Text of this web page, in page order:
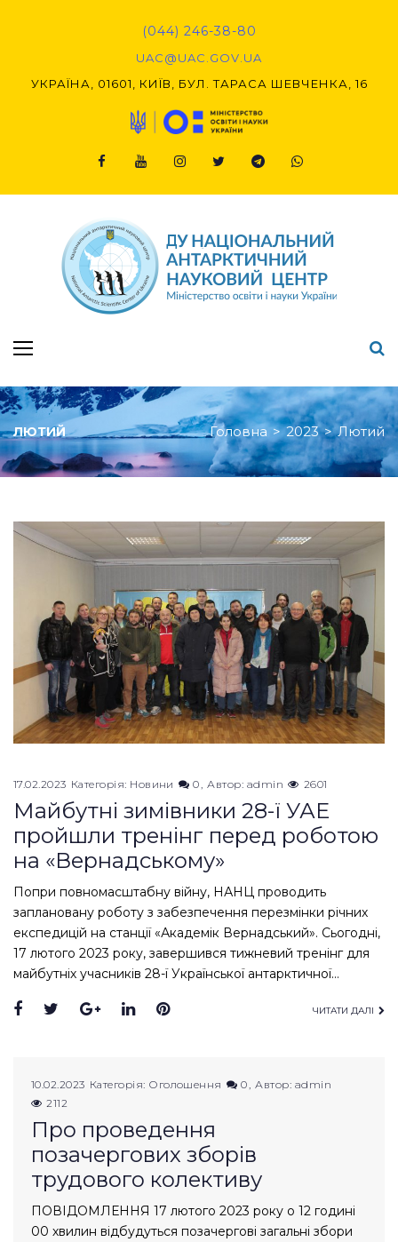
(044) 246-38-80
UAC@UAC.GOV.UA​​
УКРАЇНА, 01601, КИЇВ, БУЛ. ТАРАСА ШЕВЧЕНКА, 16
ЛЮТИЙ Головна > 2023 > Лютий
Місяць:
Лютий
2023
17.02.2023 Категорія: Новини 0 Автор: admin 2601
Майбутні зимівники 28-ї УАЕ
пройшли тренінг перед роботою
на «Вернадському»
Попри повномасштабну війну, НАНЦ проводить
заплановану роботу з забезпечення перезмінки річних
експедицій на станції «Академік Вернадський». Сьогодні,
17 лютого 2023 року, завершився тижневий тренінг для
майбутніх учасників 28-ї Української антарктичної…
Facebook
TwitterGoogle+
LinkedInPinterest ЧИТАТИ ДАЛІ
10.02.2023 Категорія: Оголошення 0 Автор: admin
2112
Про проведення
позачергових зборів
трудового колективу
ПОВІДОМЛЕННЯ 17 лютого 2023 року о 12 годині
00 хвилин відбудуться позачергові загальні збори